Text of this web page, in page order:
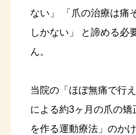
ない」 「爪の治療は痛
しかない」 と諦める必
ん。
当院の「ほぼ無痛で行
による約3ヶ月の爪の矯
を作る運動療法」のか